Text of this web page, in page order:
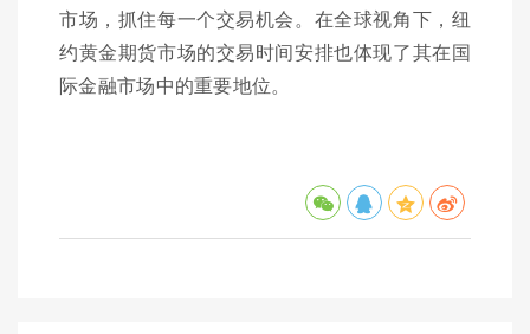
市场，抓住每一个交易机会。在全球视角下，纽
约黄金期货市场的交易时间安排也体现了其在国
际金融市场中的重要地位。